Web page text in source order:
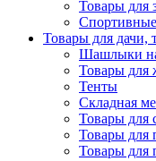
Товары для
Товары для дачи,
Шашлыки
Товары для
Тенты
Складная
Товары для
Товары для
Товары для